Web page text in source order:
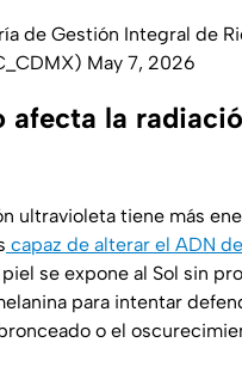
de Gestión Integral de
May 7, 2026
afecta la
ultravioleta tiene más
capaz de alterar el ADN
se expone al Sol sin
para intentar
o el